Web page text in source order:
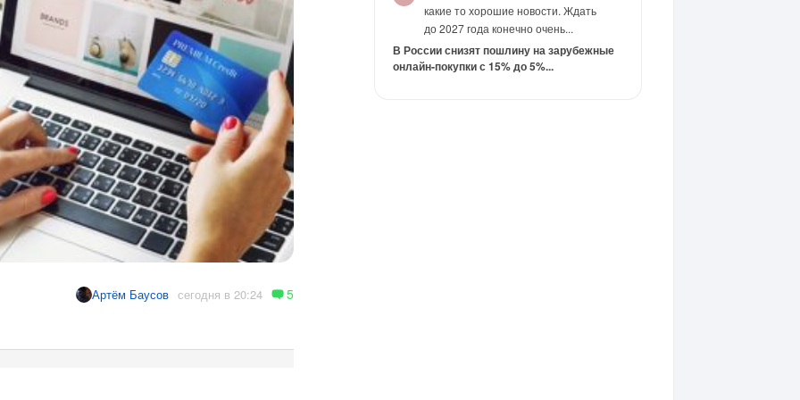
Артём Баусов сегодня в 20:24 5
какие то хорошие новости. Ждать
до 2027 года конечно очень...
В России снизят пошлину на зарубежные
онлайн-покупки с 15% до 5%...